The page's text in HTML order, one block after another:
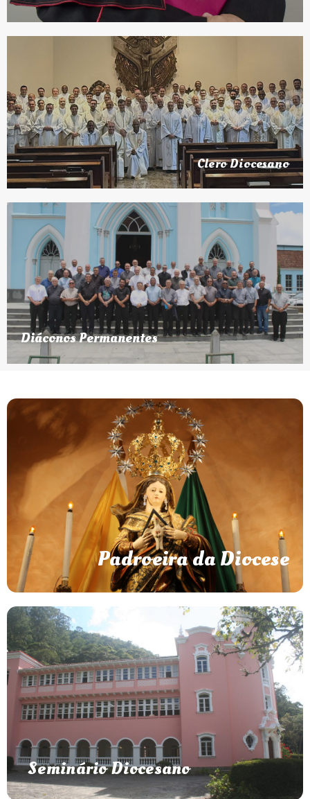
Clero Diocesano
Diáconos Permanentes
Padroeira da Diocese
Nossa Senhora do Amor Divino
Coroação Pontifícia
No dia 14 de novembro de 2021, pelas mãos do bispo
diocesano, a imagem foi coroada pelo Papa Francisco.
A festa da Padroeira da Diocese é celebrda no dia 31 de
maio.
Clique para saber mais
Seminário Diocesano
Seminário e Educandário Nossa Senhora do
Amor Divino
Estrada União e Indústria, 3441 – Corrêas
Contato:
Tel.: (24) 2221-2187 / (24) 2221-1459
Pastoral Vocacional:
vocacional@seminario.com.br
Clique para saber mais